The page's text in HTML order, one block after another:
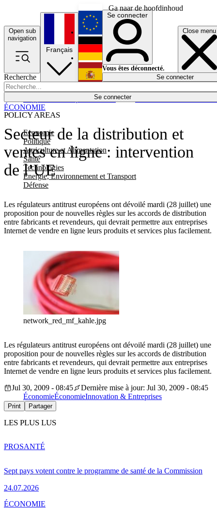
Ga naar de hoofdinhoud
Open sub
navigation
Close menu
Recherche
Se connecter
POLICY AREAS
Economie
Politique
Agriculture et Alimentation
Santé
Technologies
Energie, Environnement et Transport
Défense
Économie
Français
English
Deutsch
Español
Se connecter
Vous êtes déconnecté.
Se connecter
Secteur de la distribution et
ventes en ligne : intervention
de l’UE
Les régulateurs antitrust européens ont dévoilé mardi (28 juillet) une
proposition pour de nouvelles règles sur les accords de distribution
entre fabricants et revendeurs, qui devrait permettre aux entreprises
Internet de vendre en ligne leurs produits et services plus facilement.
ÉCONOMIE
network_red_mf_kahle.jpg
Les régulateurs antitrust européens ont dévoilé mardi (28 juillet) une
proposition pour de nouvelles règles sur les accords de distribution
entre fabricants et revendeurs, qui devrait permettre aux entreprises
Internet de vendre en ligne leurs produits et services plus facilement.
Jul 30, 2009 - 08:45
Dernière mise à jour: Jul 30, 2009 - 08:45
ÉconomieÉconomieInnovation & Entreprises
Print Partager
LES PLUS LUS
Sept pays votent contre le programme de santé de la Commission
24.07.2026
PROSANTÉ
ÉCONOMIE